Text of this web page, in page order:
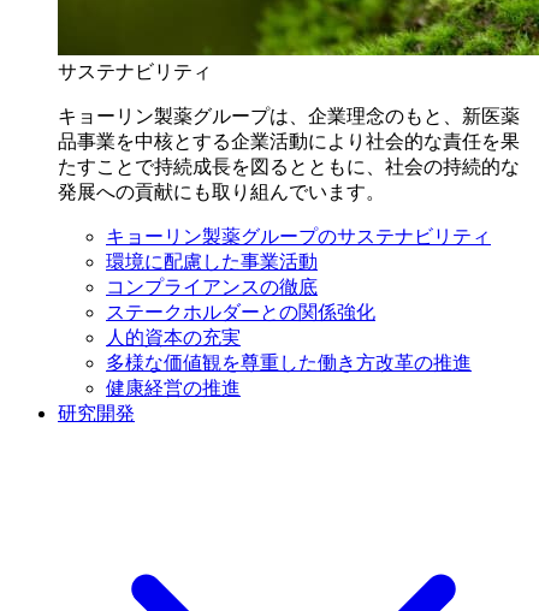
サステナビリティ
キョーリン製薬グループは、企業理念のもと、新医薬
品事業を中核とする企業活動により社会的な責任を果
たすことで持続成長を図るとともに、社会の持続的な
発展への貢献にも取り組んでいます。
キョーリン製薬グループのサステナビリティ
環境に配慮した事業活動
コンプライアンスの徹底
ステークホルダーとの関係強化
人的資本の充実
多様な価値観を尊重した働き方改革の推進
健康経営の推進
研究開発